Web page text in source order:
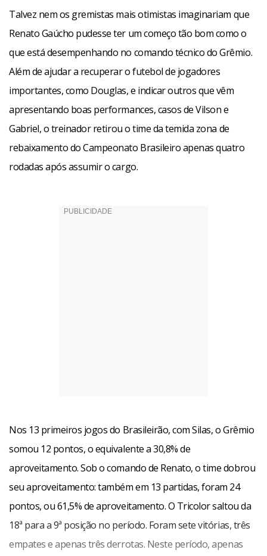
Talvez nem os gremistas mais otimistas imaginariam que
Renato Gaúcho pudesse ter um começo tão bom como o
que está desempenhando no comando técnico do Grêmio.
Além de ajudar a recuperar o futebol de jogadores
importantes, como Douglas, e indicar outros que vêm
apresentando boas performances, casos de Vilson e
Gabriel, o treinador retirou o time da temida zona de
rebaixamento do Campeonato Brasileiro apenas quatro
rodadas após assumir o cargo.
Nos 13 primeiros jogos do Brasileirão, com Silas, o Grêmio
somou 12 pontos, o equivalente a 30,8% de
aproveitamento. Sob o comando de Renato, o time dobrou
seu aproveitamento: também em 13 partidas, foram 24
pontos, ou 61,5% de aproveitamento. O Tricolor saltou da
18ª para a 9ª posição no período. Foram sete vitórias, três
empates e apenas três derrotas. Neste período, apenas